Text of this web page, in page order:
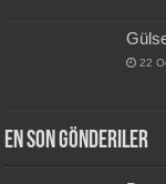
22
En Son Gönderiler